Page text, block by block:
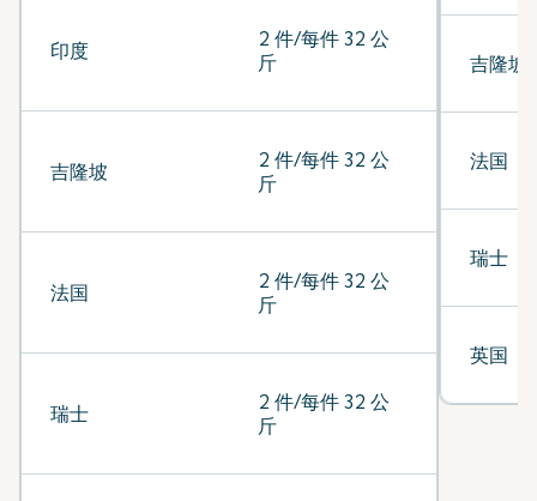
印度
2 件/每件 32 公
斤
吉隆坡
2 件/每件 32 公
斤
法国
2 件/每件 32 公
斤
瑞士
2 件/每件 32 公
斤
吉隆坡
法国
瑞士
英国